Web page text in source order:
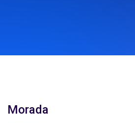
Morada